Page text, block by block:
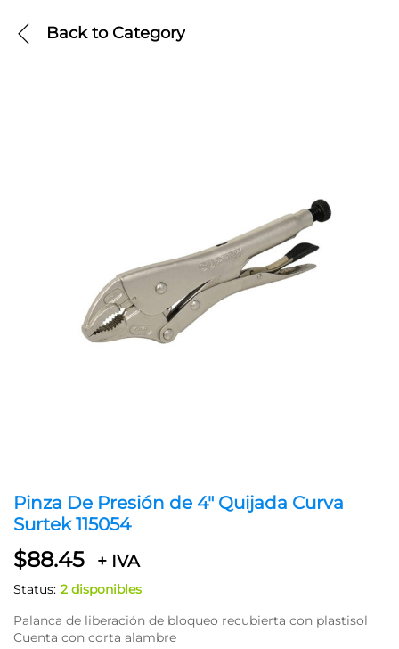
Back toCategory
Pinza De Presión de 4″ Quijada Curva
Surtek 115054
$88.45 + IVA
Status: 2 disponibles
Palanca de liberación de bloqueo recubierta con plastisol
Cuenta con corta alambre